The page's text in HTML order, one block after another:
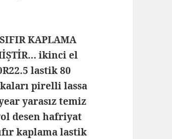
KAPLAMA
ikinci el
lastik 80
pirelli lassa
yarasız temiz
desen hafriyat
kaplama lastik